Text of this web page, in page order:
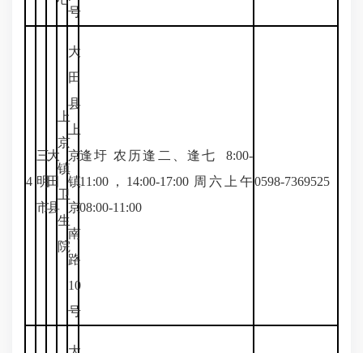
号
4
三
明
市
大
田
县
上
京
镇
卫
生
院
大
田
县
上
京
镇
京
南
路
10
号
逢圩 农历逢二、逢七 8:00-
11:00，14:00-17:00 周六上午
08:00-11:00
0598-7369525